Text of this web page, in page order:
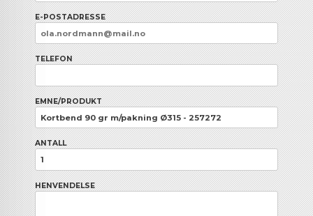
E-POSTADRESSE
TELEFON
EMNE/PRODUKT
ANTALL
HENVENDELSE